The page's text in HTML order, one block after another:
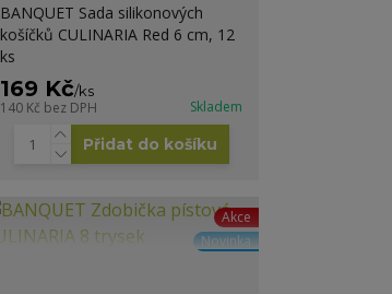
BANQUET Sada silikonových
košíčků CULINARIA Red 6 cm, 12
ks
169 Kč/ks
140 Kč bez DPH Skladem
Přidat do košíku
Akce
Novinka